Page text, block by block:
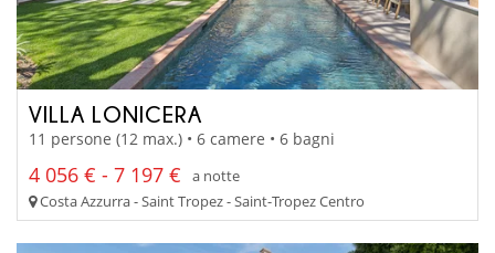
VILLA LONICERA
11 persone (12 max.) • 6 camere • 6 bagni
4 056 € - 7 197 €
a notte
Costa Azzurra - Saint Tropez - Saint-Tropez Centro